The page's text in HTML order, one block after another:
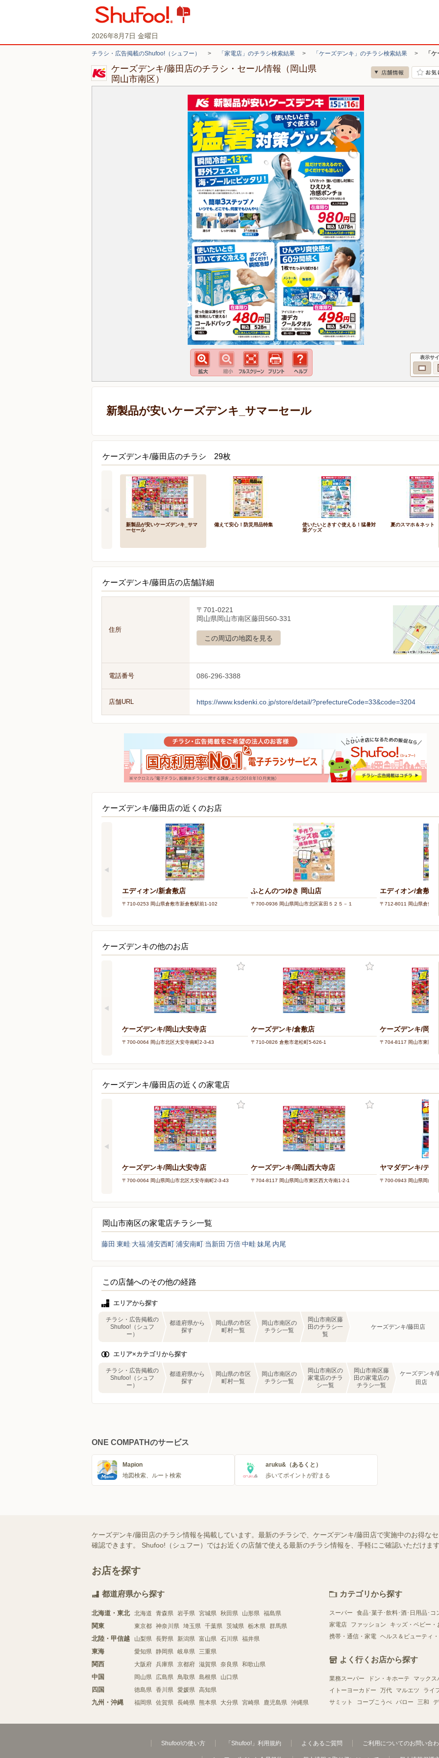
2026年8月7日 金曜日
チラシ・広告掲載のShufoo!（シュフー） > 「家電店」のチラシ検索結果 > 「ケーズデンキ」のチラシ検索結果 > 「
ケーズデンキ/藤田店のチラシ・セール情報（岡山県
岡山市南区）
表示サ
新製品が安いケーズデンキ_サマーセール
ケーズデンキ/藤田店のチラシ 29枚
新製品が安いケーズデンキ_サマ
ーセール
備えて安心！防災用品特集
使いたいときすぐ使える！猛暑対
策グッズ
夏のスマホ＆ネット応
ケーズデンキ/藤田店の店舗詳細
住所
〒701-0221
岡山県岡山市南区藤田560-331
この周辺の地図を見る
電話番号 086-296-3388
店舗URL https://www.ksdenki.co.jp/store/detail/?prefectureCode=33&code=3204
ケーズデンキ/藤田店の近くのお店
エディオン/新倉敷店
〒710-0253 岡山県倉敷市新倉敷駅前1-102
ふとんのつゆき 岡山店
〒700-0936 岡山県岡山市北区富田５２５－１
エディオン/倉敷南店
〒712-8011 岡山県倉敷市
ケーズデンキの他のお店
ケーズデンキ/岡山大安寺店
〒700-0064 岡山市北区大安寺南町2-3-43
ケーズデンキ/倉敷店
〒710-0826 倉敷市老松町5-626-1
ケーズデンキ/岡山
〒704-8117 岡山市東区西
ケーズデンキ/藤田店の近くの家電店
ケーズデンキ/岡山大安寺店
〒700-0064 岡山県岡山市北区大安寺南町2-3-43
ケーズデンキ/岡山西大寺店
〒704-8117 岡山県岡山市東区西大寺南1-2-1
ヤマダデンキ/テッ
〒700-0943 岡山県岡山市
岡山市南区の家電店チラシ一覧
藤田 東畦 大福浦安西町浦安南町 当新田 万倍中畦妹尾 内尾
この店舗へのその他の経路
エリアから探す
チラシ・広告掲載の
Shufoo!（シュフ
ー）
都道府県から
探す
岡山県の市区
町村一覧
岡山市南区の
チラシ一覧
岡山市南区藤
田のチラシ一
覧
ケーズデンキ/藤田店
エリア×カテゴリから探す
チラシ・広告掲載の
Shufoo!（シュフ
ー）
都道府県から
探す
岡山県の市区
町村一覧
岡山市南区の
チラシ一覧
岡山市南区の
家電店のチラ
シ一覧
岡山市南区藤
田の家電店の
チラシ一覧
ケーズデンキ/
田店
ONE COMPATHのサービス
Mapion
地図検索、ルート検索
aruku&（あるくと）
歩いてポイントが貯まる
ケーズデンキ/藤田店のチラシ情報を掲載しています。最新のチラシで、ケーズデンキ/藤田店で実施中のお得な
確認できます。 Shufoo!（シュフー）ではお近くの店舗で使える最新のチラシ情報を、手軽にご確認いただけま
お店を探す
都道府県から探す
北海道・東北 北海道 青森県 岩手県 宮城県 秋田県 山形県 福島県
関東 東京都 神奈川県 埼玉県 千葉県 茨城県 栃木県 群馬県
北陸・甲信越 山梨県 長野県 新潟県 富山県 石川県 福井県
東海 愛知県 静岡県 岐阜県 三重県
関西 大阪府 兵庫県 京都府 滋賀県 奈良県 和歌山県
中国 岡山県 広島県 鳥取県 島根県 山口県
四国 徳島県 香川県 愛媛県 高知県
九州・沖縄 福岡県 佐賀県 長崎県 熊本県 大分県 宮崎県 鹿児島県 沖縄県
カテゴリから探す
スーパー 食品･菓子･飲料･酒･日用品･コ
家電店
ファッション キッズ・ベビー・
携帯・通信・家電 ヘルス＆ビューティ
よく行くお店から探す
業務スーパー ドン・キホーテ マックス
イトーヨーカドー
万代 マルエツ ライ
サミット
コープこうべ バロー 三和
Shufoo!の使い方 「Shufoo!」利用規約 よくあるご質問 ご利用についてのお問い合